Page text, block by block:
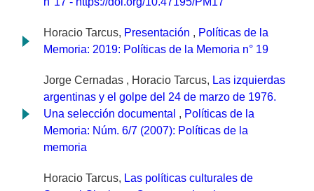
Horacio Tarcus, Presentación , Políticas de la
Memoria: 2019: Políticas de la Memoria n° 19
Jorge Cernadas , Horacio Tarcus, Las izquierdas
argentinas y el golpe del 24 de marzo de 1976.
Una selección documental , Políticas de la
Memoria: Núm. 6/7 (2007): Políticas de la
memoria
Horacio Tarcus, Las políticas culturales de